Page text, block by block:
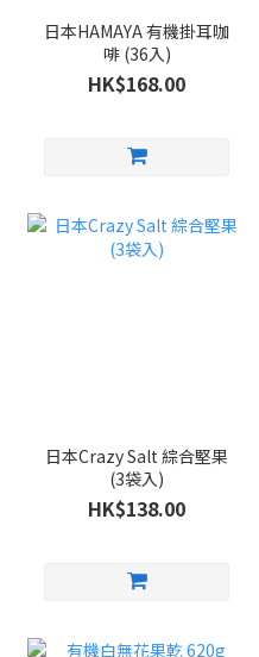
日本HAMAYA 有機掛耳咖
啡 (36入)
HK$168.00
日本Crazy Salt 綜合堅果
(3袋入)
HK$138.00